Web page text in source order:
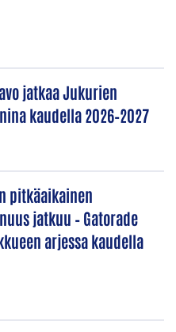
jatkaa Jukurien
kaudella 2026–2027
pitkäaikainen
jatkuu – Gatorade
arjessa kaudella